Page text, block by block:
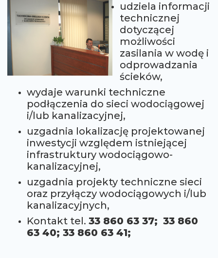
udziela informacji
technicznej
dotyczącej
możliwości
zasilania w wodę i
odprowadzania
ścieków,
wydaje warunki techniczne
podłączenia do sieci wodociągowej
i/lub kanalizacyjnej,
uzgadnia lokalizację projektowanej
inwestycji względem istniejącej
infrastruktury wodociągowo-
kanalizacyjnej,
uzgadnia projekty techniczne sieci
oraz przyłączy wodociągowych i/lub
kanalizacyjnych,
Kontakt tel. 33 860 63 37; 33 860
63 40; 33 860 63 41;